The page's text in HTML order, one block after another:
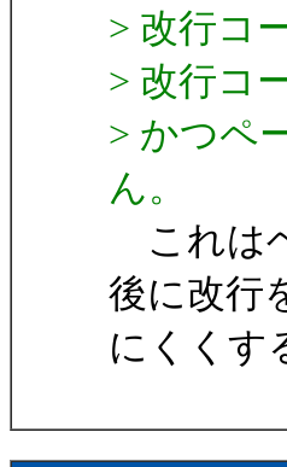
> 改行コ
> 改行コ
> かつペ
ん。
これは
後に改行
にくくす